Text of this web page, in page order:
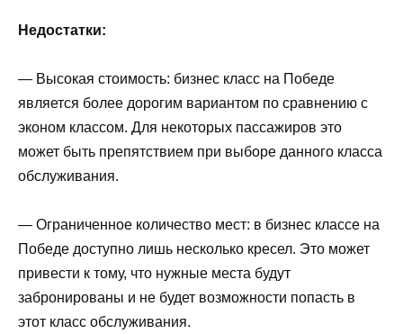
Недостатки:
— Высокая стоимость: бизнес класс на Победе
является более дорогим вариантом по сравнению с
эконом классом. Для некоторых пассажиров это
может быть препятствием при выборе данного класса
обслуживания.
— Ограниченное количество мест: в бизнес классе на
Победе доступно лишь несколько кресел. Это может
привести к тому, что нужные места будут
забронированы и не будет возможности попасть в
этот класс обслуживания.